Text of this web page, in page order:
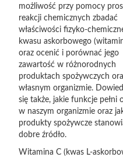
możliwość przy pomocy
reakcji chemicznych zbadać
właściwości fizyko-
kwasu askorbowego
oraz ocenić i porównać jego
zawartość w różnorodnych
produktach spożywczych
własnym organizmie.
się także, jakie funkcje pełni
w naszym organizmie oraz
produkty spożywcze
dobre źródło.
Witamina C (kwas L-